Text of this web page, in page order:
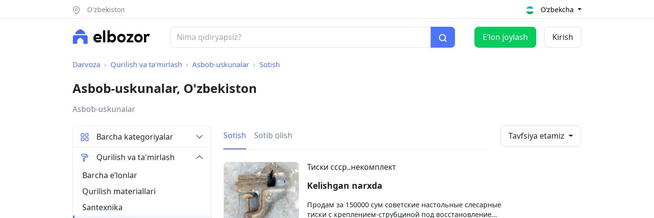
O'zbekiston O‘zbekcha
Eʼlon joylash Kirish
Darvoza Qurilish va ta'mirlash Asbob-uskunalar Sotish
Asbob-uskunalar, O'zbekiston
Asbob-uskunalar
Sotish Sotib olish Tavfsiya etamiz
Тиски ссср..некомплект
Kelishgan narxda
Продам за 150000 сум советские настольные слесарные
тиски с креплением-струбциной под восстановление
Barcha kategoriyalar
Qurilish va ta'mirlash
Barcha eʼlonlar
Qurilish materiallari
Santexnika